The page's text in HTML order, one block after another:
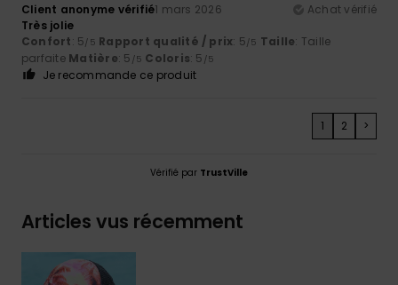
Client anonyme vérifié1 mars 2026
Achat vérifié
Très jolie
Confort: 5/5 Rapport qualité / prix: 5/5 Taille: Taille
parfaite Matière: 5 /5 Coloris: 5 /5
Je recommande ce produit
1 2 >
Vérifié par TrustVille
Articles vus récemment